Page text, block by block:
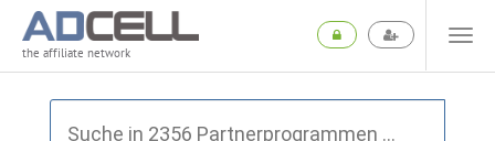
the affiliate network